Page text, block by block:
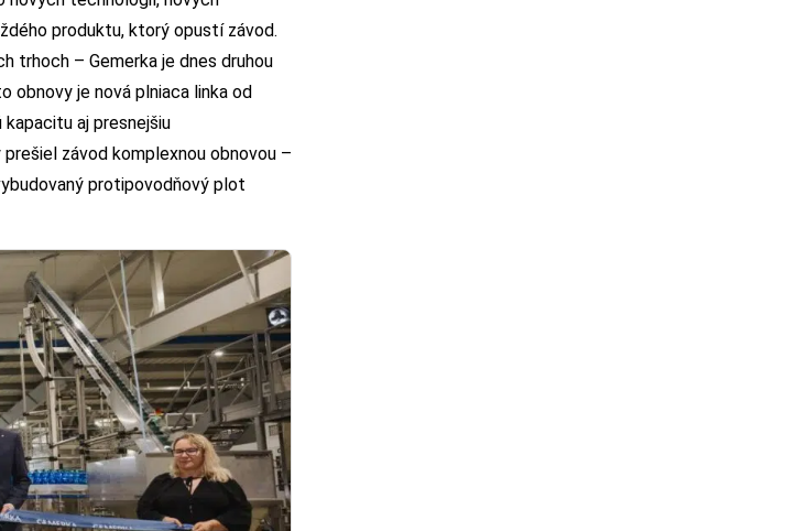
produktu, ktorý opustí závod.
trhoch – Gemerka je dnes druhou
obnovy je nová plniaca linka od
kapacitu aj presnejšiu
závod komplexnou obnovou –
protipovodňový plot